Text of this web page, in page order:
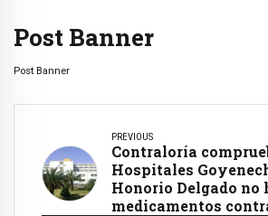
Post Banner
Post Banner
PREVIOUS
Contraloría
Hospitales
Honorio Delgado no
medicamentos